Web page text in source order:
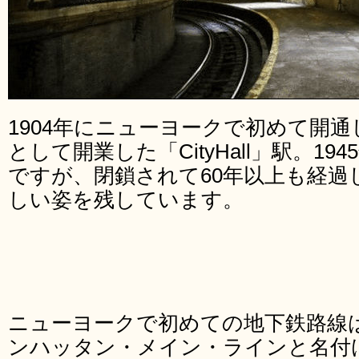
1904年にニューヨークで初めて開
として開業した「CityHall」駅。
ですが、閉鎖されて60年以上も経
しい姿を残しています。
ニューヨークで初めての地下鉄路線
ンハッタン・メイン・ラインと名